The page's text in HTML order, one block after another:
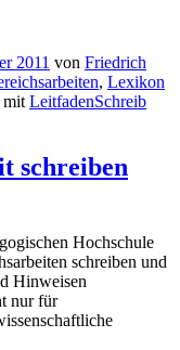
2011 von Friedrich
, Lexikon
mit LeitfadenSchreib
schreiben
Hochschule
schreiben und
Hinweisen
nur für